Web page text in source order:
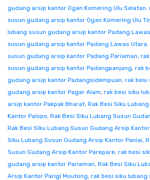
gudang arsip kantor Ogan Komering Ulu Selatan,
susun gudang arsip kantor Ogan Komering Ulu
lubang susun gudang arsip kantor Padang Lawas
susun gudang arsip kantor Padang Lawas Utara,
susun gudang arsip kantor Padang Pariaman,
susun gudang arsip kantor Padangpanjang, rak
gudang arsip kantor Padangsidempuan, rak besi
gudang arsip kantor Pagar Alam, rak besi siku
arsip kantor Pakpak Bharat, Rak Besi Siku
Kantor Palopo, Rak Besi Siku Lubang Susun
Rak Besi Siku Lubang Susun Gudang Arsip
Siku Lubang Susun Gudang Arsip Kantor Paniai,
Susun Gudang Arsip Kantor Parepare, rak besi
gudang arsip kantor Pariaman, Rak Besi Siku
Arsip Kantor Parigi Moutong, rak besi siku